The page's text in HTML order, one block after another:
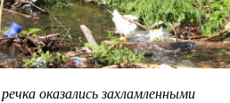
оказались захламленными